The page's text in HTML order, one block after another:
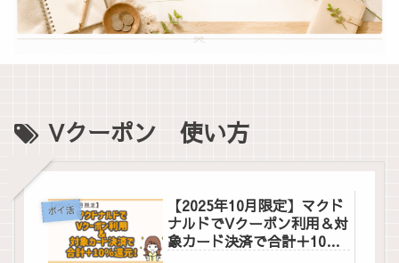
Vクーポン 使い方
ポイ活
【2025年10月限定】マクド
ナルドでVクーポン利用＆対
象カード決済で合計＋10％